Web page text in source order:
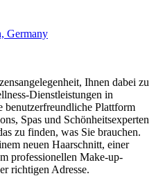
Germany
Ihnen dabei zu
Dienstleistungen in
benutzerfreundliche Plattform
Spas und Schönheitsexperten
zu finden, was Sie brauchen.
neuen Haarschnitt, einer
professionellen Make-up-
richtigen Adresse.